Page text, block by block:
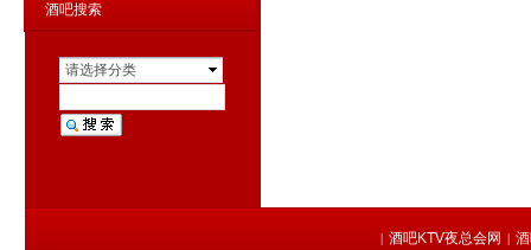
酒吧搜索
请选择分类
| 酒吧KTV夜总会网 |